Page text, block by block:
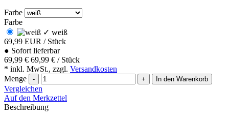
Farbe
Farbe
✓ weiß
69,99 EUR / Stück
● Sofort lieferbar
69,99 € 69,99 € / Stück
* inkl. MwSt., zzgl. Versandkosten
Menge
- + In den Warenkorb
Vergleichen
Auf den Merkzettel
Beschreibung